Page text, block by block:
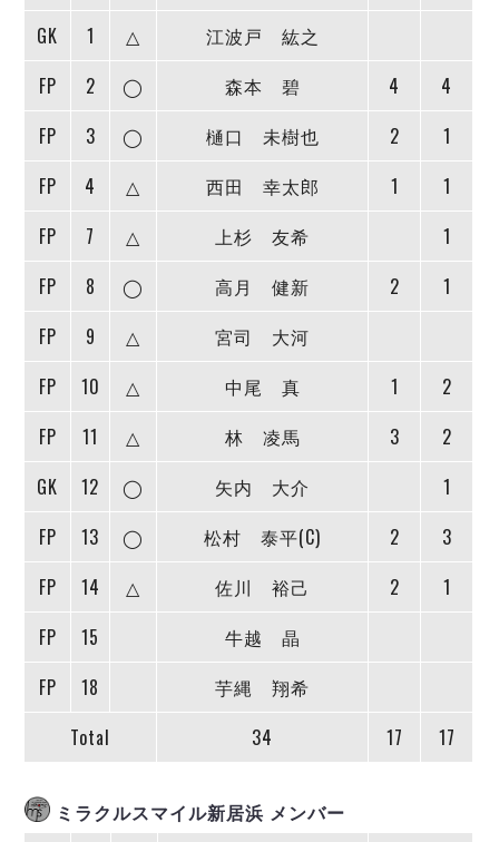
警告・退場・出場停止選手
個人ランキング｜シュート
個人ランキング｜第2PK
メットライフ生命Ｆリーグカップ 2026
大会概要
アリーナ情報
チケット情報
過去の記録
メットライフ生命Ｆ２リーグ
ヴォスクオーレ仙台
リガーレヴィア葛飾
Y．S．C．C．横浜
ヴィンセドール白山
アグレミーナ浜松
ポルセイド浜田
ミラクルスマイル新居浜
クラブライセンス関連
ディビジョン2 試合記録
Ｆリーグカップ 試合記録
リーグ統計データ
記念ゴール
担当審判員
選手の通算記録（Ｆ１）
バルドラール浦安
フウガドールすみだ
立川アスレティックFC
湘南ベルマーレ
ボアルース長野
シュライカー大阪
バサジィ大分
選手の通算記録（Ｆ２）
ヴォスクオーレ仙台
ABeam AWARD
DIVISION 02
FOLLOW US!
GK
1 △
江波戸 紘之
FP
2 ◯ 森本 碧 4
4
FP
3 ◯ 樋口 未樹也 2
1
FP
4 △ 西田 幸太郎 1
1
FP
7 △ 上杉 友希
1
FP
8 ◯ 高月 健新 2
1
FP
9 △
宮司 大河
FP
10 △ 中尾 真 1
2
FP
11 △ 林 凌馬 3
2
GK
12 ◯ 矢内 大介
1
FP
13 ◯ 松村 泰平(C) 2
3
FP
14 △ 佐川 裕己 2
1
FP
15
牛越 晶
FP
18
芋縄 翔希
Total
34 17 17
ミラクルスマイル新居浜 メンバー